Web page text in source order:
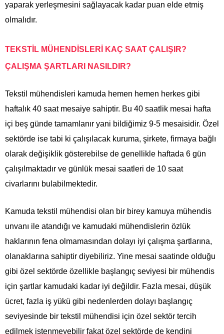
yaparak yerleşmesini sağlayacak kadar puan elde etmiş
olmalıdır.
TEKSTİL MÜHENDİSLERİ KAÇ SAAT ÇALIŞIR?
ÇALIŞMA ŞARTLARI NASILDIR?
Tekstil mühendisleri kamuda hemen hemen herkes gibi
haftalık 40 saat mesaiye sahiptir. Bu 40 saatlik mesai hafta
içi beş günde tamamlanır yani bildiğimiz 9-5 mesaisidir. Özel
sektörde ise tabi ki çalışılacak kuruma, şirkete, firmaya bağlı
olarak değişiklik gösterebilse de genellikle haftada 6 gün
çalışılmaktadır ve günlük mesai saatleri de 10 saat
civarlarını bulabilmektedir.
Kamuda tekstil mühendisi olan bir birey kamuya mühendis
unvanı ile atandığı ve kamudaki mühendislerin özlük
haklarının fena olmamasından dolayı iyi çalışma şartlarına,
olanaklarına sahiptir diyebiliriz. Yine mesai saatinde olduğu
gibi özel sektörde özellikle başlangıç seviyesi bir mühendis
için şartlar kamudaki kadar iyi değildir. Fazla mesai, düşük
ücret, fazla iş yükü gibi nedenlerden dolayı başlangıç
seviyesinde bir tekstil mühendisi için özel sektör tercih
edilmek istenmeyebilir fakat özel sektörde de kendini